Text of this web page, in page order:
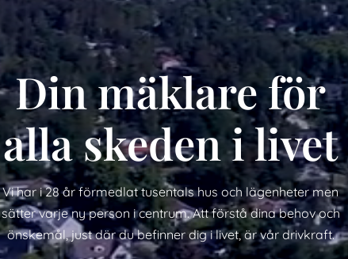
Din mäklare för
alla skeden i livet
Vi har i 28 år förmedlat tusentals hus och lägenheter men
sätter varje ny person i centrum. Att förstå dina behov och
önskemål, just där du befinner dig i livet, är vår drivkraft.